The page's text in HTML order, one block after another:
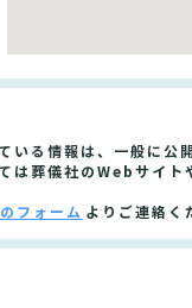
る情報は、一般に公
葬儀社のWebサイト
フォーム よりご連絡く